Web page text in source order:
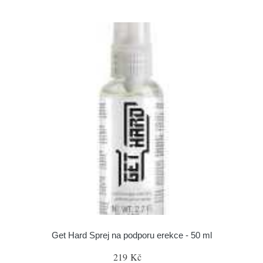
Get Hard Sprej na podporu erekce - 50 ml
219 Kč